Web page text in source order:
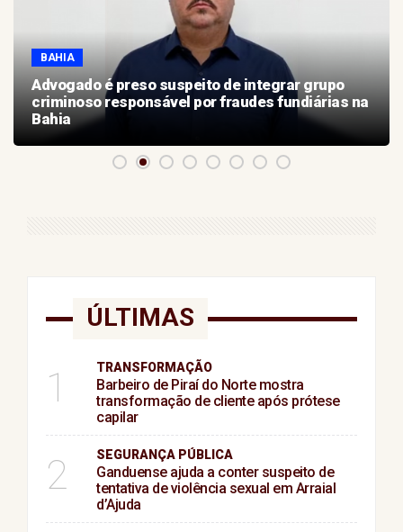
BAHIA
Advogado é preso suspeito de integrar grupo
criminoso responsável por fraudes fundiárias na
Bahia
ÚLTIMAS
1 TRANSFORMAÇÃO
Barbeiro de Piraí do Norte mostra
transformação de cliente após prótese
capilar
2 SEGURANÇA PÚBLICA
Ganduense ajuda a conter suspeito de
tentativa de violência sexual em Arraial
d’Ajuda